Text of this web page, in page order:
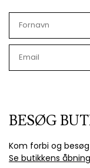
BESØG
Kom forbi og
Se butikkens